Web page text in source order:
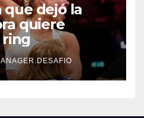
que dejó la
quiere